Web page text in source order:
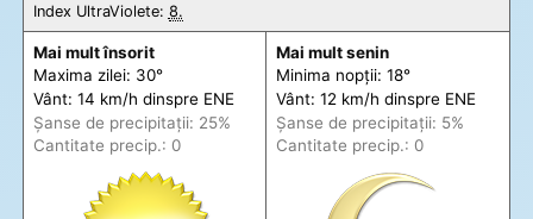
Index UltraViolete: 8.
Mai mult însorit
Maxima zilei: 30°
Vânt: 14 km/h dinspre ENE
Șanse de precipitații: 25%
Cantitate precip.: 0
Mai mult senin
Minima nopții: 18°
Vânt: 12 km/h dinspre ENE
Șanse de precipitații: 5%
Cantitate precip.: 0